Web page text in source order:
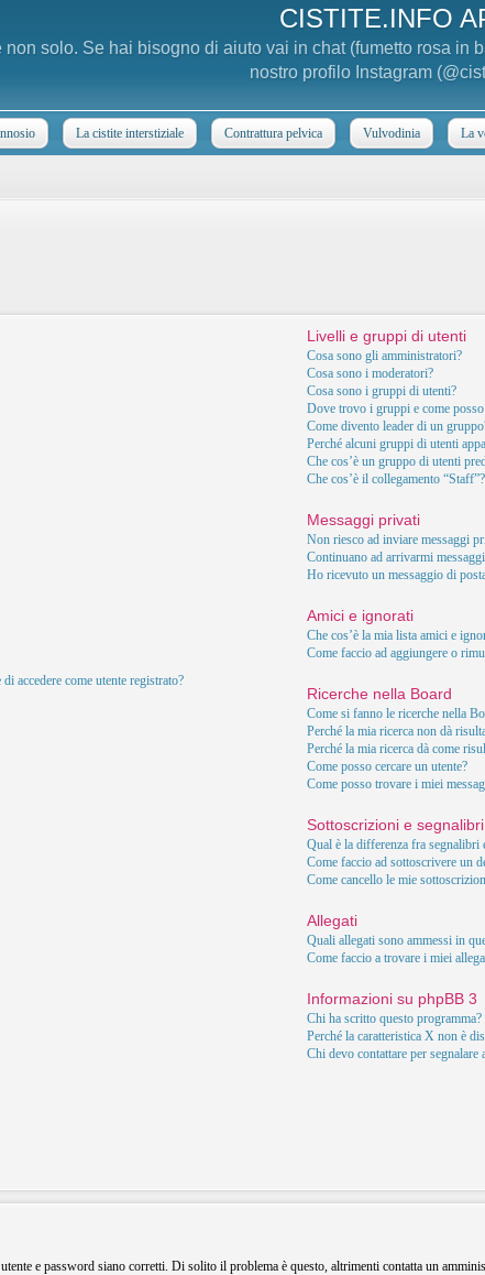
CISTITE.INFO
non solo. Se hai bisogno di aiuto vai in chat (fumetto rosa
nostro profilo Instagram
La cistite interstiziale Contrattura pelvica Vulvodinia La
accedere come utente registrato?
Livelli e gruppi di utenti
Cosa sono gli amministratori?
Cosa sono i moderatori?
Cosa sono i gruppi di utenti?
Dove trovo i gruppi e come
Come divento leader di un
Perché alcuni gruppi di utenti
Che cos’è un gruppo di utenti
Che cos’è il collegamento “Staff”?
Messaggi privati
Non riesco ad inviare messaggi
Continuano ad arrivarmi
Ho ricevuto un messaggio di
Amici e ignorati
Che cos’è la mia lista amici e
Come faccio ad aggiungere o
Ricerche nella Board
Come si fanno le ricerche nella
Perché la mia ricerca non dà
Perché la mia ricerca dà come
Come posso cercare un utente?
Come posso trovare i miei
Sottoscrizioni e segnalibri
Qual è la differenza fra segnalibri
Come faccio ad sottoscrivere un
Come cancello le mie
Allegati
Quali allegati sono ammessi in
Come faccio a trovare i miei
Informazioni su phpBB 3
Chi ha scritto questo programma?
Perché la caratteristica X non è
Chi devo contattare per
e password siano corretti. Di solito il problema è questo, altrimenti contatta un